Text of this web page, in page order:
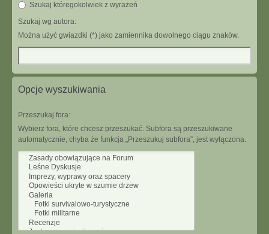
Szukaj któregokolwiek z wyrażeń
Szukaj wg autora:
Można użyć gwiazdki (*) jako zamiennika dowolnego ciągu znaków.
Opcje wyszukiwania
Przeszukaj fora:
Wybierz fora, które chcesz przeszukać. Subfora są przeszukiwane
automatycznie, chyba że funkcja „Przeszukuj subfora”, jest wyłączona.